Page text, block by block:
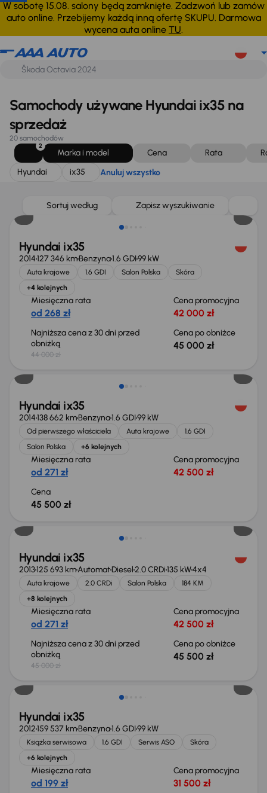
W sobotę 15.08. salony będą zamknięte. Zadzwoń lub zamów
auto online. Przebijemy każdą inną ofertę SKUPU. Darmowa
wycena auta online TU.
Hyundai ix35 Anuluj wszystko
Samochody używane Hyundai ix35 na
sprzedaż
20 samochodów
2
Marka i model Cena Rata
Hyundai
ix35 Anuluj wszystko
Sortuj według Zapisz wyszukiwanie
Hyundai ix35
2014127 346 kmBenzyna1.6 GDI99 kW
Auta krajowe 1.6 GDI Salon Polska
Skóra
+4 kolejnych
Miesięczna rata
od 268 zł
Cena promocyjna
42 000 zł
Najniższa cena z 30 dni przed
obniżką
44 000 zł
Cena po obniżce
45 000 zł
Możliwość odliczenia VAT
Hyundai ix35
2014138 662 kmBenzyna1.6 GDI99 kW
Od pierwszego właściciela Auta krajowe
1.6 GDI
Salon Polska
+6 kolejnych
Miesięczna rata
od 271 zł
Cena promocyjna
42 500 zł
Cena
45 500 zł
Extra zniżka 2 650 zł
Hyundai ix35
2013125 693 kmAutomatDiesel2.0 CRDi135 kW4x4
Auta krajowe 2.0 CRDi Salon Polska
184 KM
+8 kolejnych
Miesięczna rata
od 271 zł
Cena promocyjna
42 500 zł
Najniższa cena z 30 dni przed
obniżką
45 000 zł
Cena po obniżce
45 500 zł
Hyundai ix35
2012159 537 kmBenzyna1.6 GDI99 kW
Książka serwisowa 1.6 GDI Serwis ASO
Skóra
+6 kolejnych
Miesięczna rata
od 199 zł
Cena promocyjna
31 500 zł